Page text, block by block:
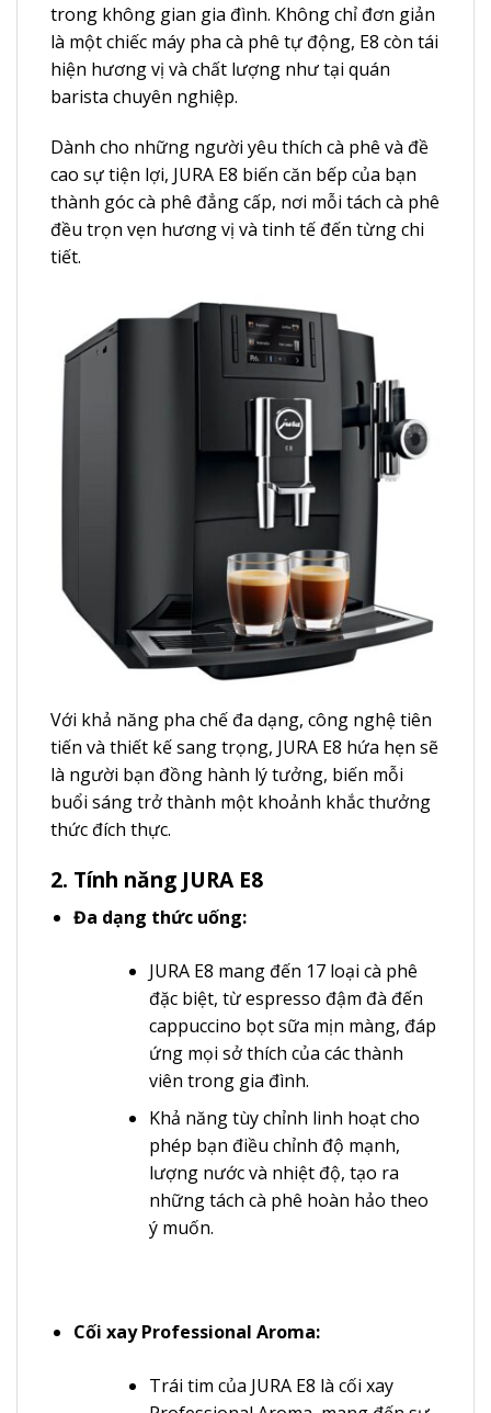
trong không gian gia đình. Không chỉ đơn giản
là một chiếc máy pha cà phê tự động, E8 còn tái
hiện hương vị và chất lượng như tại quán
barista chuyên nghiệp.
Dành cho những người yêu thích cà phê và đề
cao sự tiện lợi, JURA E8 biến căn bếp của bạn
thành góc cà phê đẳng cấp, nơi mỗi tách cà phê
đều trọn vẹn hương vị và tinh tế đến từng chi
tiết.
Với khả năng pha chế đa dạng, công nghệ tiên
tiến và thiết kế sang trọng, JURA E8 hứa hẹn sẽ
là người bạn đồng hành lý tưởng, biến mỗi
buổi sáng trở thành một khoảnh khắc thưởng
thức đích thực.
2. Tính năng JURA E8
Đa dạng thức uống:
JURA E8 mang đến 17 loại cà phê
đặc biệt, từ espresso đậm đà đến
cappuccino bọt sữa mịn màng, đáp
ứng mọi sở thích của các thành
viên trong gia đình.
Khả năng tùy chỉnh linh hoạt cho
phép bạn điều chỉnh độ mạnh,
lượng nước và nhiệt độ, tạo ra
những tách cà phê hoàn hảo theo
ý muốn.
Cối xay Professional Aroma:
Trái tim của JURA E8 là cối xay